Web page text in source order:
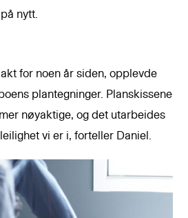
nytt.
for noen år siden, opplevde
plantegninger. Planskissene
nøyaktige, og det utarbeides
vi er i, forteller Daniel.